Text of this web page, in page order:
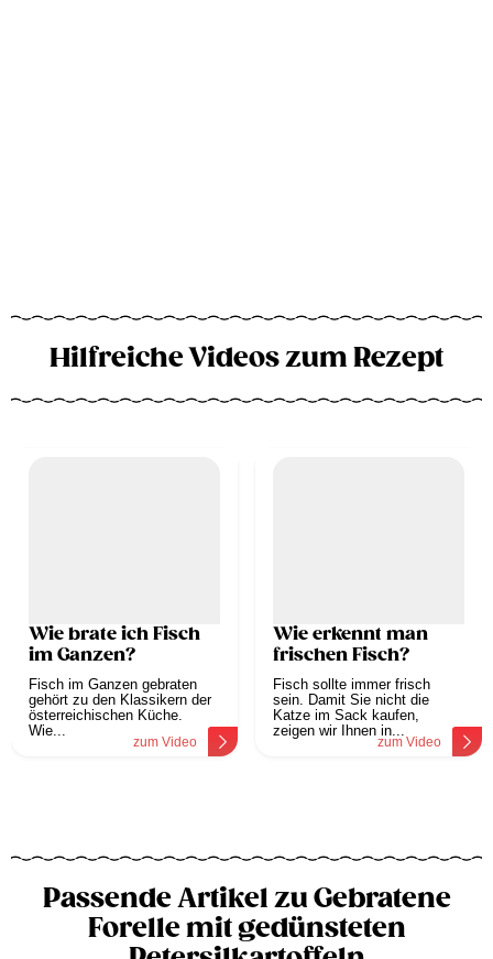
Hilfreiche Videos zum Rezept
Wie brate ich Fisch
im Ganzen?
Fisch im Ganzen gebraten
gehört zu den Klassikern der
österreichischen Küche.
Wie...
zum Video
Wie erkennt man
frischen Fisch?
Fisch sollte immer frisch
sein. Damit Sie nicht die
Katze im Sack kaufen,
zeigen wir Ihnen in...
zum Video
Passende Artikel zu Gebratene
Forelle mit gedünsteten